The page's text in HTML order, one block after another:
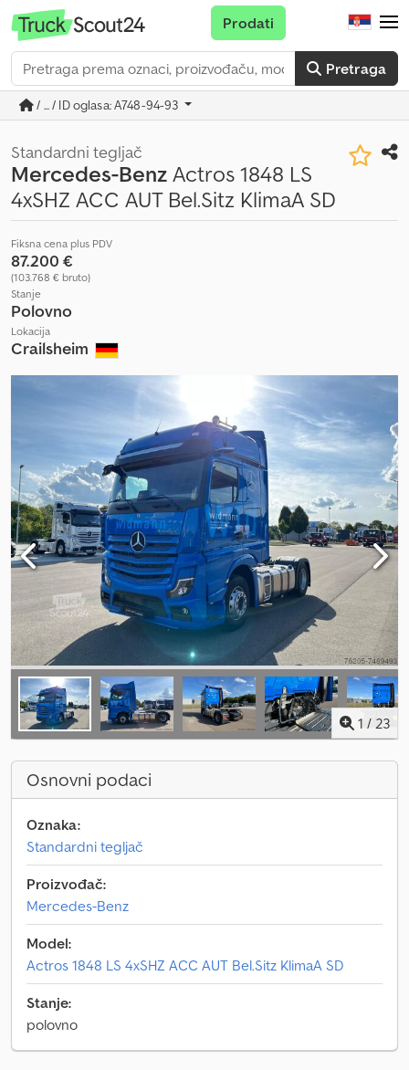
Pretraga
Prodati
/ ... / ID oglasa: A748-94-93
Standardni tegljač
Mercedes-BenzActros 1848 LS
4xSHZ ACC AUT Bel.Sitz KlimaA SD
Fiksna cena plus PDV
87.200 €
(103.768 € bruto)
Stanje
Polovno
Lokacija
Crailsheim
1 / 23
Osnovni podaci
Oznaka:
Standardni tegljač
Proizvođač:
Mercedes-Benz
Model:
Actros 1848 LS 4xSHZ ACC AUT Bel.Sitz KlimaA SD
Stanje:
polovno